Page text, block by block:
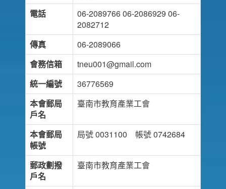
電話
06-2089766 06-2086929 06-
2082712
傳真
06-2089066
會務信箱
tneu001@gmail.com
統一編號
36776569
本會郵局
戶名
臺南市教育產業工會
本會郵局
帳號
局號 0031100 帳號 0742684
郵政劃撥
戶名
臺南市教育產業工會